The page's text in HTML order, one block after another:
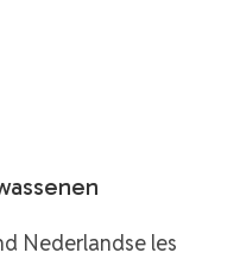
Nederlandse les